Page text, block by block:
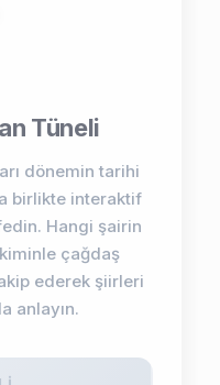
Tüneli
dönemin tarihi
birlikte interaktif
Hangi şairin
çağdaş
ederek şiirleri
anlayın.